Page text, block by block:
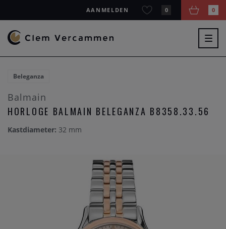
AANMELDEN 0 0
Beleganza
Balmain
HORLOGE BALMAIN BELEGANZA B8358.33.56
Kastdiameter: 32 mm